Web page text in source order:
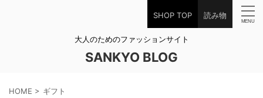
SHOP TOP 読み物
大人のためのファッションサイト
SANKYO BLOG
HOME > ギフト